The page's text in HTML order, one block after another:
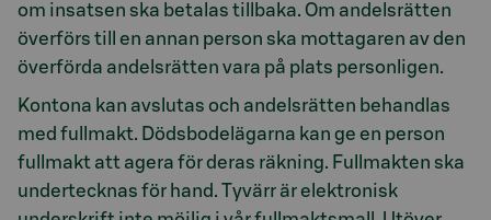
om insatsen ska betalas tillbaka. Om andelsrätten
överförs till en annan person ska mottagaren av den
överförda andelsrätten vara på plats personligen.
Kontona kan avslutas och andelsrätten behandlas
med fullmakt. Dödsbodelägarna kan ge en person
fullmakt att agera för deras räkning. Fullmakten ska
undertecknas för hand. Tyvärr är elektronisk